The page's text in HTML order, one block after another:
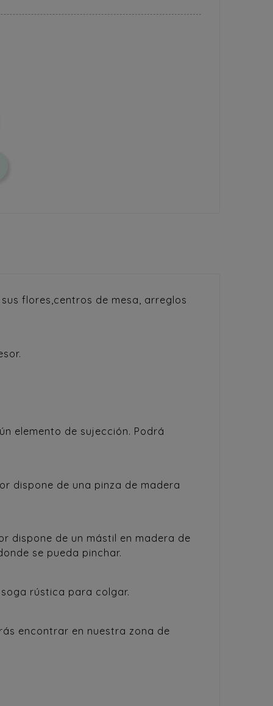
flores,centros de mesa, arreglos
elemento de sujección. Podrá
dispone de una pinza de madera
dispone de un mástil en madera de
se pueda pinchar.
rústica para colgar.
encontrar en nuestra zona de